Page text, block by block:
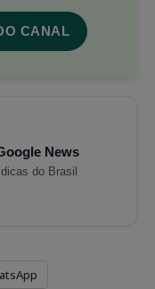
CANAL
News
do Brasil